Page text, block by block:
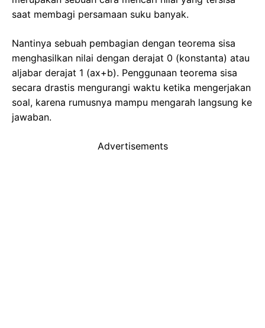
saat membagi persamaan suku banyak.
Nantinya sebuah pembagian dengan teorema sisa
menghasilkan nilai dengan derajat 0 (konstanta) atau
aljabar derajat 1 (ax+b). Penggunaan teorema sisa
secara drastis mengurangi waktu ketika mengerjakan
soal, karena rumusnya mampu mengarah langsung ke
jawaban.
Advertisements